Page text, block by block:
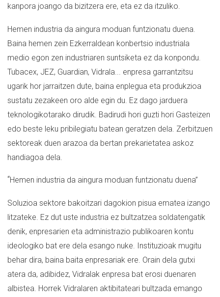
kanpora joango da bizitzera ere, eta ez da itzuliko.
Hemen industria da aingura moduan funtzionatu duena.
Baina hemen zein Ezkerraldean konbertsio industriala
medio egon zen industriaren suntsiketa ez da konpondu.
Tubacex, JEZ, Guardian, Vidrala... enpresa garrantzitsu
ugarik hor jarraitzen dute, baina enplegua eta produkzioa
sustatu zezakeen oro alde egin du. Ez dago jarduera
teknologikotarako dirudik. Badirudi hori guzti hori Gasteizen
edo beste leku pribilegiatu batean geratzen dela. Zerbitzuen
sektoreak duen arazoa da bertan prekarietatea askoz
handiagoa dela.
“Hemen industria da aingura moduan funtzionatu duena”
Soluzioa sektore bakoitzari dagokion pisua ematea izango
litzateke. Ez dut uste industria ez bultzatzea soldatengatik
denik, enpresarien eta administrazio publikoaren kontu
ideologiko bat ere dela esango nuke. Instituzioak mugitu
behar dira, baina baita enpresariak ere. Orain dela gutxi
atera da, adibidez, Vidralak enpresa bat erosi duenaren
albistea. Horrek Vidralaren aktibitateari bultzada emango